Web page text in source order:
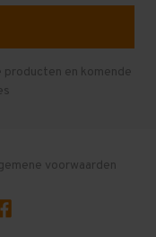
en komende
voorwaarden